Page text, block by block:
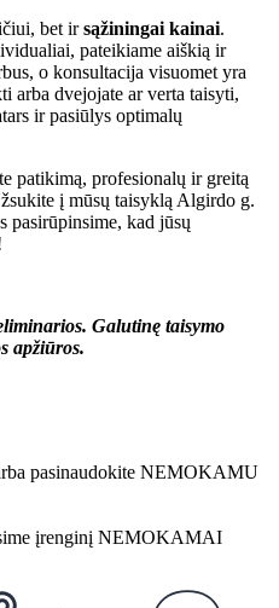
bet irsąžiningai kainai.
pateikiame aiškią ir
o konsultacija visuomet yra
arba dvejojate ar verta taisyti,
ir pasiūlys optimalų
patikimą, profesionalų ir greitą
į mūsų taisyklą Algirdo g.
pasirūpinsime, kad jūsų
Galutinę taisymo
apžiūros.
pasinaudokite NEMOKAMU
įrenginį NEMOKAMAI